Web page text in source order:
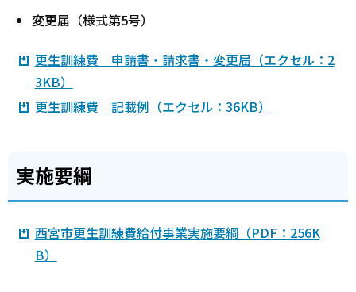
変更届（様式第5号）
更生訓練費 申請書・請求書・変更届（エクセル：2
3KB）
更生訓練費 記載例（エクセル：36KB）
実施要綱
西宮市更生訓練費給付事業実施要綱（PDF：256K
B）